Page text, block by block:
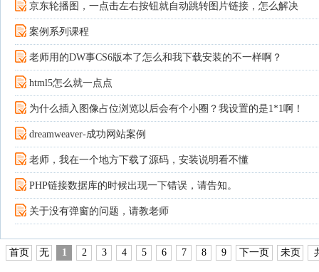
京东轮播图，一点击左右按钮就自动跳转图片链接，怎么解决
案例系列课程
老师用的DW事CS6版本了怎么和我下载安装的不一样啊？
html5怎么就一点点
为什么插入图像占位浏览以后会有个小圈？我设置的是1*1啊！
dreamweaver-成功网站案例
老师，我在一个地方下载了源码，安装说明看不懂
PHP链接数据库的时候出现一下错误，请告知。
关于没有弹窗的问题，请教老师
首页 无 1 2 3 4 5 6 7 8 9 下一页 未页